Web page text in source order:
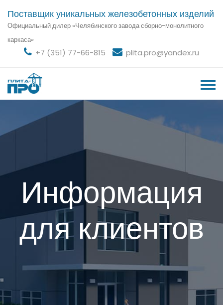
Поставщик уникальных железобетонных изделий
Официальный дилер «Челябинского завода сборно-монолитного
каркаса»
+7 (351) 77-66-815 plita.pro@yandex.ru
Информация
для клиентов